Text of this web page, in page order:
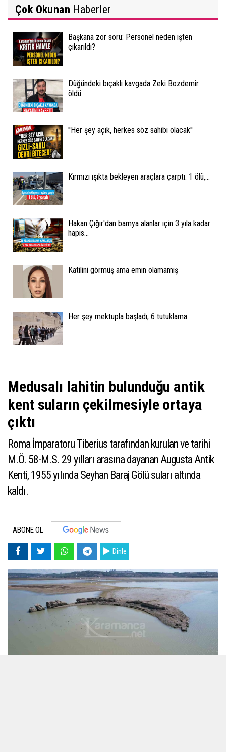
Çok Okunan Haberler
Başkana zor soru: Personel neden işten
çıkarıldı?
Düğündeki bıçaklı kavgada Zeki Bozdemir
öldü
''Her şey açık, herkes söz sahibi olacak''
Kırmızı ışıkta bekleyen araçlara çarptı: 1 ölü,...
Hakan Çığır'dan bamya alanlar için 3 yıla kadar
hapis...
Katilini görmüş ama emin olamamış
Her şey mektupla başladı, 6 tutuklama
Medusalı lahitin bulunduğu antik
kent suların çekilmesiyle ortaya
çıktı
Roma İmparatoru Tiberius tarafından kurulan ve tarihi
M.Ö. 58-M.S. 29 yılları arasına dayanan Augusta Antik
Kenti, 1955 yılında Seyhan Baraj Gölü suları altında
kaldı.
ABONE OL
Dinle